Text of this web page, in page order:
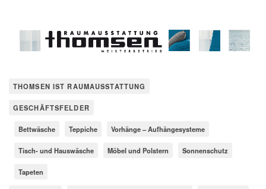
THOMSEN IST RAUMAUSSTATTUNG
GESCHÄFTSFELDER
Bettwäsche Teppiche Vorhänge – Aufhängesysteme
Tisch- und Hauswäsche Möbel und Polstern Sonnenschutz
Tapeten